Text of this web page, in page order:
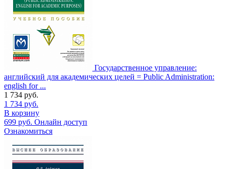
Государственное управление:
английский для академических целей = Public Administration:
english for ...
1 734 руб.
1 734 руб.
В корзину
699 руб. Онлайн доступ
Ознакомиться